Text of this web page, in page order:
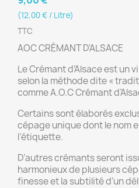
(12,00 € / Litre)
TTC
AOC CRÉMANT D'ALSACE
Le Crémant d’Alsace est un
selon la méthode dite «
comme A.O.C Crémant
Certains sont élaborés
cépage unique dont le nom
l’étiquette.
D’autres crémants seront
harmonieux de plusieurs
finesse et la subtilité d’un